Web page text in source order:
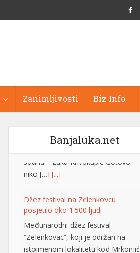
Zanimljivosti Biz Info
Banjaluka.net
Džez festival na Zelenkovcu
Međunarodni džez festival
“Zelenkovac”, koji je održan na
istoimenom lokalitetu kod Mrkonjić
Grada, okupio je oko 1.500
posjetilaca koji su u četiri koncertna